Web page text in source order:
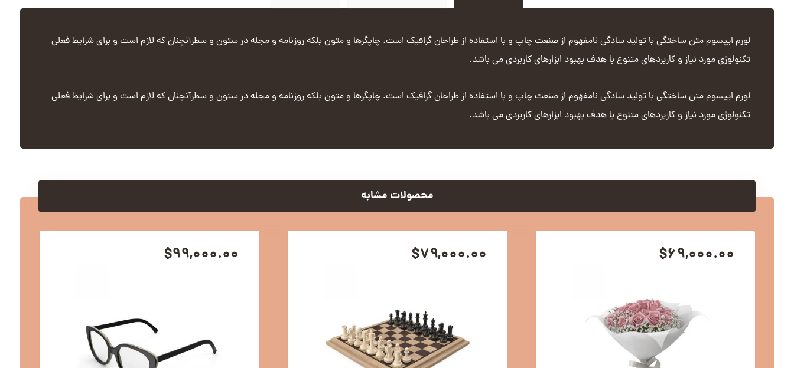
لورم ایپسوم متن ساختگی با تولید سادگی نامفهوم از صنعت چاپ و با استفاده از طراحان گرافیک است. چاپگرها و متون بلکه روزنامه و مجله در ستون و سطرآنچنان که لازم است و برای شرایط فعلی
تکنولوژی مورد نیاز و کاربردهای متنوع با هدف بهبود ابزارهای کاربردی می باشد.
لورم ایپسوم متن ساختگی با تولید سادگی نامفهوم از صنعت چاپ و با استفاده از طراحان گرافیک است. چاپگرها و متون بلکه روزنامه و مجله در ستون و سطرآنچنان که لازم است و برای شرایط فعلی
تکنولوژی مورد نیاز و کاربردهای متنوع با هدف بهبود ابزارهای کاربردی می باشد.
محصولات مشابه
$۶۹,۰۰۰.۰۰ $۷۹,۰۰۰.۰۰ $۹۹,۰۰۰.۰۰